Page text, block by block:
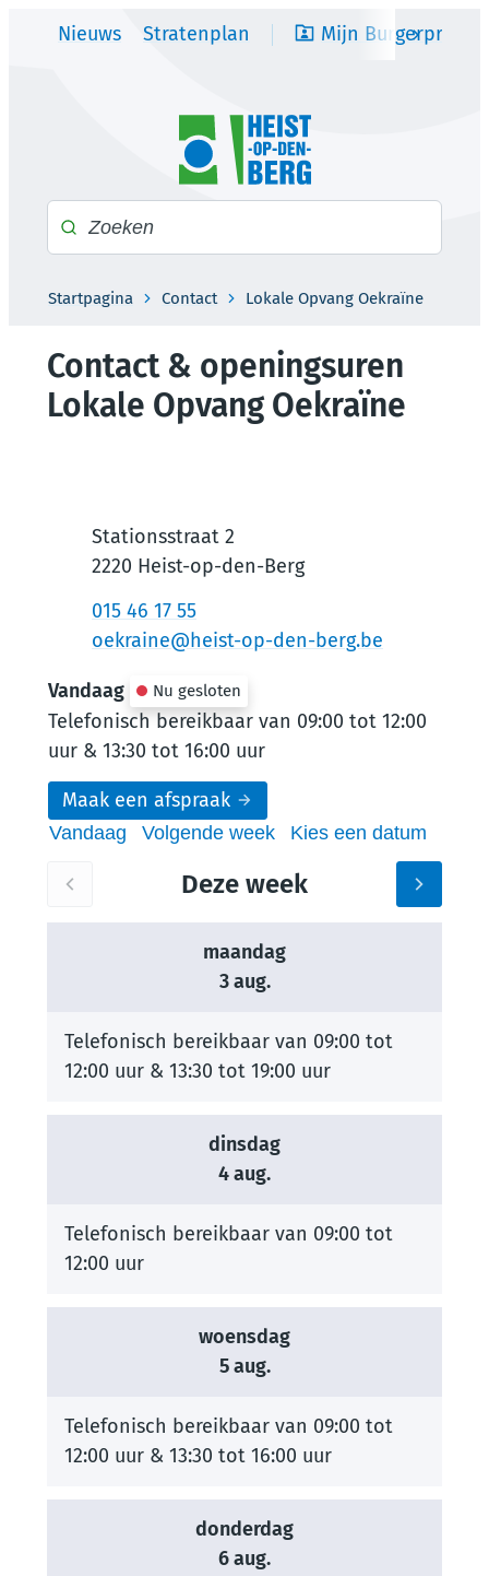
Naar inhoud
scroll
Nieuws Stratenplan Mijn Burgerprofiel
Heist-op-den-Berg
Startpagina Contact Lokale Opvang Oekraïne
Contact & openingsuren
Lokale Opvang Oekraïne
AdresStationsstraat 2
,2220 Heist-op-den-Berg
015 46 17 55
E-mailoekraine@heist-op-den-berg.be
Vandaag Nu gesloten
Telefonisch bereikbaar van 09:00 tot 12:00
uur & 13:30 tot 16:00 uur
Maak een afspraak
Openingsuren
Vandaag Volgende week Kies een datum
Deze week
Bekijk openingsuren van de week hiervoorBekijk
maandag
3 aug.
Telefonisch bereikbaar van 09:00 tot
12:00 uur & 13:30 tot 19:00 uur
dinsdag
4 aug.
Telefonisch bereikbaar van 09:00 tot
12:00 uur
woensdag
5 aug.
Telefonisch bereikbaar van 09:00 tot
12:00 uur & 13:30 tot 16:00 uur
donderdag
6 aug.